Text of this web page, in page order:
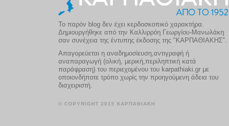
Το παρόν blog δεν έχει κερδοσκοπικό χαρακτήρα.
Δημιουργήθηκε από την Καλλιρρόη Γεωργίου-Μανωλάκη
σαν συνέχεια της έντυπης έκδοσης της "ΚΑΡΠΑΘΙΑΚΗΣ".
Απαγορεύεται η αναδημοσίευση,αντιγραφή ή
αναπαραγωγή (ολική, μερική,περιληπτική κατά
παράφραση) του περιεχομένου του karpathiaki.gr με
οποιονδήποτε τρόπο χωρίς την προηγούμενη άδεια του
διαχειριστή.
© COPYRIGHT 2015 ΚΑΡΠΑΘΙΑΚΗ